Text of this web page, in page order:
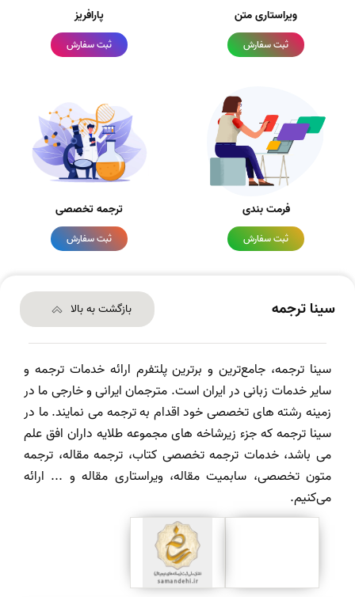
ویراستاری متن
ثبت سفارش
پارافریز
ثبت سفارش
فرمت بندی
ثبت سفارش
ترجمه تخصصی
ثبت سفارش
سینا ترجمه بازگشت به بالا
سینا ترجمه، جامع‌ترین و برترین پلتفرم ارائه خدمات ترجمه و
سایر خدمات زبانی در ایران است. مترجمان ایرانی و خارجی ما در
زمینه رشته های تخصصی خود اقدام به ترجمه می نمایند. ما در
سینا ترجمه که جزء زیرشاخه های مجموعه طلایه داران افق علم
می باشد، خدمات ترجمه تخصصی کتاب، ترجمه مقاله، ترجمه
متون تخصصی، سابمیت مقاله، ویراستاری مقاله و ... ارائه
می‌کنیم.